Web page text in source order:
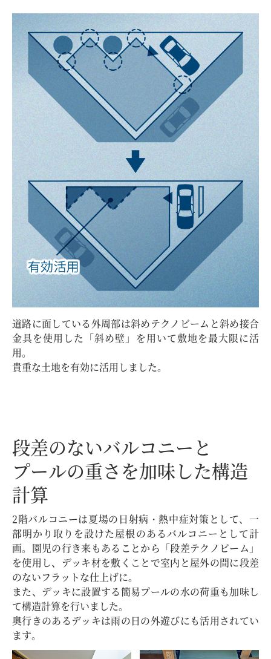
道路に面している外周部は斜めテクノビームと斜め接合
金具を使用した「斜め壁」を用いて敷地を最大限に活
用。
貴重な土地を有効に活用しました。
段差のないバルコニーと
プールの重さを加味した構造
計算
2階バルコニーは夏場の日射病・熱中症対策として、一
部明かり取りを設けた屋根のあるバルコニーとして計
画。園児の行き来もあることから「段差テクノビーム」
を使用し、デッキ材を敷くことで室内と屋外の間に段差
のないフラットな仕上げに。
また、デッキに設置する簡易プールの水の荷重も加味し
て構造計算を行いました。
奥行きのあるデッキは雨の日の外遊びにも活用されてい
ます。